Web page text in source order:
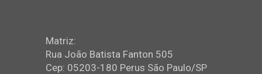
Matriz:
Rua João Batista Fanton 505
Cep: 05203-180 Perus São Paulo/SP